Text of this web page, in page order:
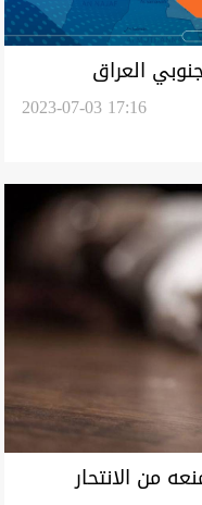
العراق
2023-07-03 17:16
من الانتحار